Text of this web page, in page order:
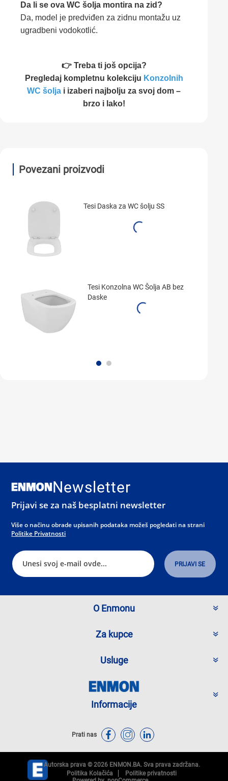
Da li se ova WC šolja montira na zid?
Da, model je predviđen za zidnu montažu uz
ugradbeni vodokotlić.
👉 Treba ti još opcija?
Pregledaj kompletnu kolekciju Konzolnih
WC šolja i izaberi najbolju za svoj dom –
brzo i lako!
Povezani proizvodi
Tesi Daska za WC šolju SS
Tesi Konzolna WC Šolja AB bez
Daske
Newsletter
Prijavi se za naš besplatni newsletter
Više o načinu obrade upisanih podataka možeš pogledati na strani
Politike Privatnosti
O Enmonu
Za kupce
Usluge
Informacije
Prati nas
Autorska prava © 2026 ENMON.BA. Sva prava zadržana.
Politika Kolačića
Politike privatnosti